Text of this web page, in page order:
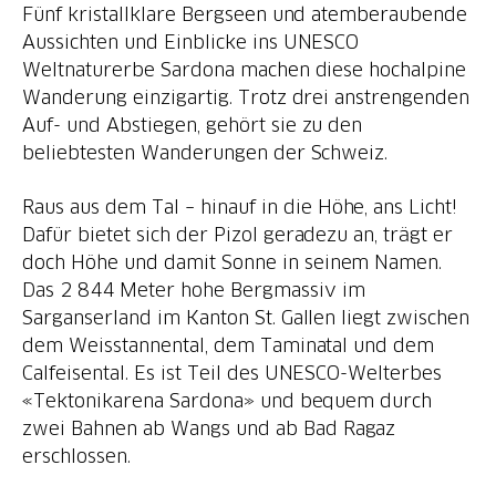
Fünf kristallklare Bergseen und atemberaubende
Aussichten und Einblicke ins UNESCO
Weltnaturerbe Sardona machen diese hochalpine
Wanderung einzigartig. Trotz drei anstrengenden
Auf- und Abstiegen, gehört sie zu den
beliebtesten Wanderungen der Schweiz.
Raus aus dem Tal – hinauf in die Höhe, ans Licht!
Dafür bietet sich der Pizol geradezu an, trägt er
doch Höhe und damit Sonne in seinem Namen.
Das 2 844 Meter hohe Bergmassiv im
Sarganserland im Kanton St. Gallen liegt zwischen
dem Weisstannental, dem Taminatal und dem
Calfeisental. Es ist Teil des UNESCO-Welterbes
«Tektonikarena Sardona» und bequem durch
zwei Bahnen ab Wangs und ab Bad Ragaz
erschlossen.